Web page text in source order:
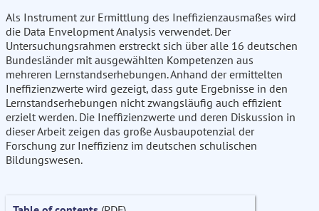
Als Instrument zur Ermittlung des Ineffizienzausmaßes wird
die Data Envelopment Analysis verwendet. Der
Untersuchungsrahmen erstreckt sich über alle 16 deutschen
Bundesländer mit ausgewählten Kompetenzen aus
mehreren Lernstandserhebungen. Anhand der ermittelten
Ineffizienzwerte wird gezeigt, dass gute Ergebnisse in den
Lernstandserhebungen nicht zwangsläufig auch effizient
erzielt werden. Die Ineffizienzwerte und deren Diskussion in
dieser Arbeit zeigen das große Ausbaupotenzial der
Forschung zur Ineffizienz im deutschen schulischen
Bildungswesen.